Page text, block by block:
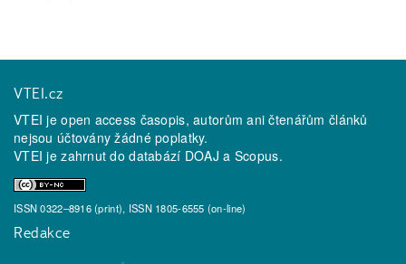
VTEI.cz
VTEI je open access časopis, autorům ani čtenářům článků
nejsou účtovány žádné poplatky.
VTEI je zahrnut do databází DOAJ a Scopus.
ISSN 0322–8916 (print), ISSN 1805-6555 (on-line)
Redakce